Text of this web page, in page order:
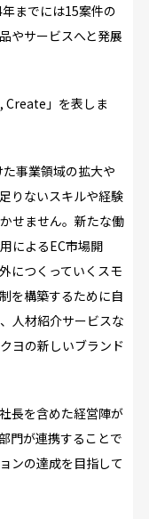
までには15案件の
やサービスへと発展
Create」を表しま
事業領域の拡大や
りないスキルや経験
せません。新たな働
によるEC市場開
につくっていくスモ
を構築するために自
人材紹介サービスな
ヨの新しいブランド
長を含めた経営陣が
門が連携することで
ンの達成を目指して